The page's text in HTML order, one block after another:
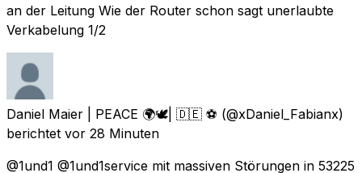
an der Leitung Wie der Router schon sagt unerlaubte
Verkabelung 1/2
Daniel Maier | PEACE 🌍🕊| 🇩🇪 ⚽️ (@xDaniel_Fabianx)
berichtet vor 28 Minuten
@1und1 @1und1service mit massiven Störungen in 53225